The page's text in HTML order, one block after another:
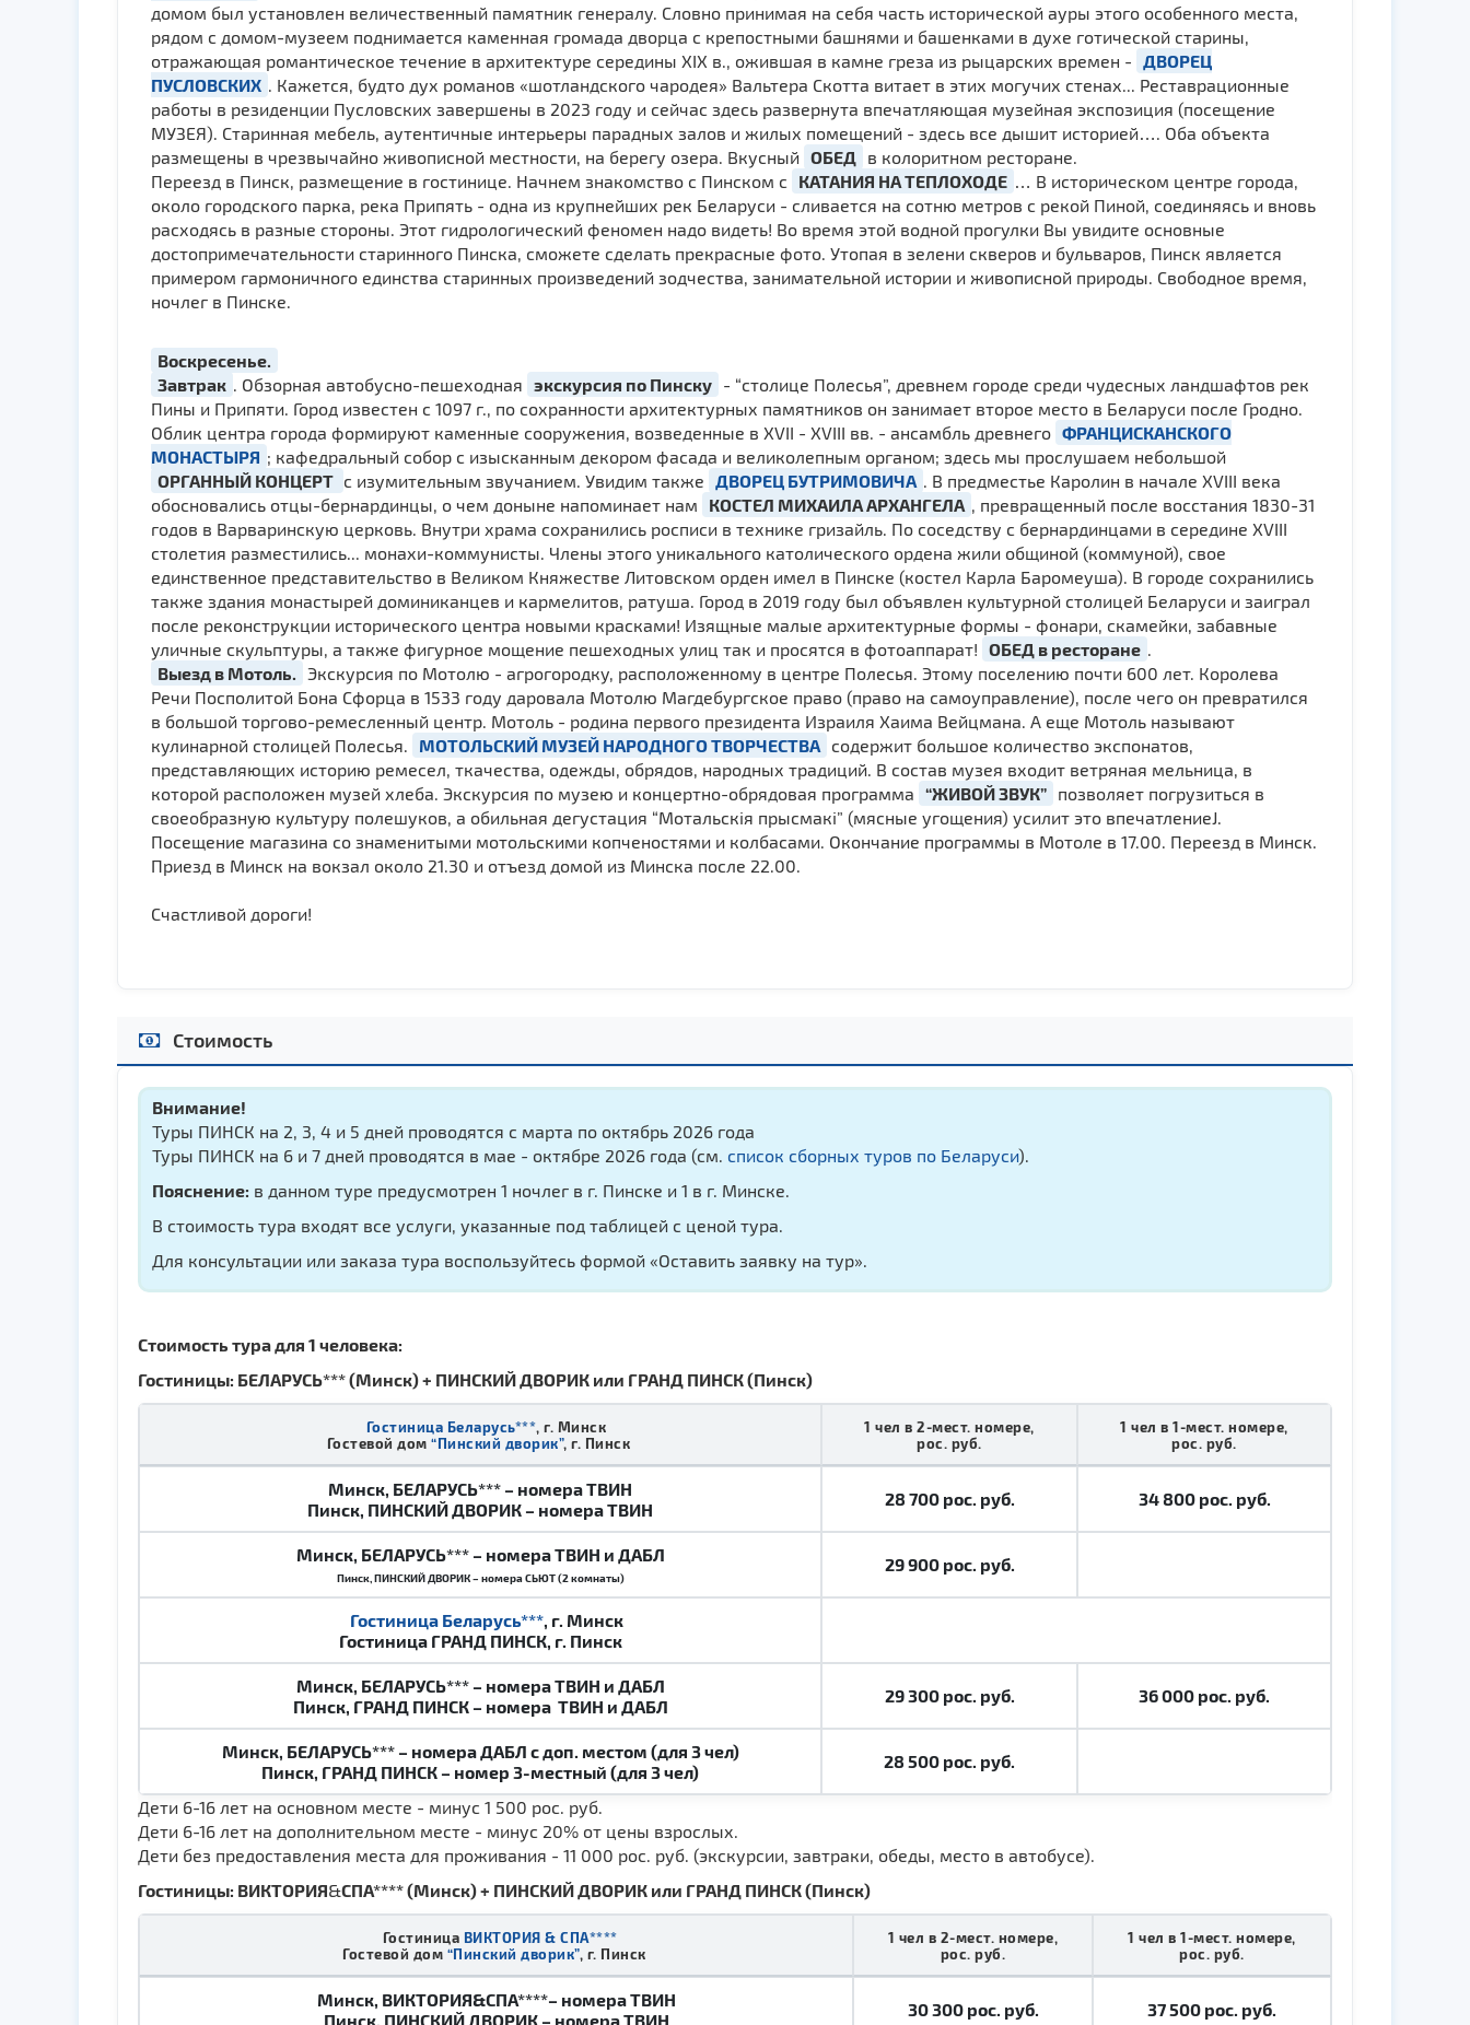
домом был установлен величественный памятник генералу. Словно принимая на себя часть исторической ауры этого особенного места,
рядом с домом-музеем поднимается каменная громада дворца с крепостными башнями и башенками в духе готической старины,
отражающая романтическое течение в архитектуре середины XIX в., ожившая в камне греза из рыцарских времен - ДВОРЕЦ
ПУСЛОВСКИХ . Кажется, будто дух романов «шотландского чародея» Вальтера Скотта витает в этих могучих стенах... Реставрационные
работы в резиденции Пусловских завершены в 2023 году и сейчас здесь развернута впечатляющая музейная экспозиция (посещение
МУЗЕЯ). Старинная мебель, аутентичные интерьеры парадных залов и жилых помещений - здесь все дышит историей…. Оба объекта
размещены в чрезвычайно живописной местности, на берегу озера. Вкусный ОБЕД в колоритном ресторане.
Переезд в Пинск, размещение в гостинице. Начнем знакомство с Пинском с
КАТАНИЯ НА ТЕПЛОХОДЕ … В историческом центре города,
около городского парка, река Припять - одна из крупнейших рек Беларуси - сливается на сотню метров с рекой Пиной, соединяясь и вновь
расходясь в разные стороны. Этот гидрологический феномен надо видеть! Во время этой водной прогулки Вы увидите основные
достопримечательности старинного Пинска, сможете сделать прекрасные фото. Утопая в зелени скверов и бульваров, Пинск является
примером гармоничного единства старинных произведений зодчества, занимательной истории и живописной природы. Свободное время,
ночлег в Пинске.
Воскресенье.
Завтрак . Обзорная автобусно-пешеходная экскурсия по Пинску - “столице Полесья”, древнем городе среди чудесных ландшафтов рек
Пины и Припяти. Город известен с 1097 г., по сохранности архитектурных памятников он занимает второе место в Беларуси после Гродно.
Облик центра города формируют каменные сооружения, возведенные в XVII - XVIII вв. - ансамбль древнего ФРАНЦИСКАНСКОГО
МОНАСТЫРЯ ; кафедральный собор с изысканным декором фасада и великолепным органом; здесь мы прослушаем небольшой
ОРГАННЫЙ КОНЦЕРТ с изумительным звучанием. Увидим также ДВОРЕЦ БУТРИМОВИЧА . В предместье Каролин в начале XVIII века
обосновались отцы-бернардинцы, о чем доныне напоминает нам
КОСТЕЛ МИХАИЛА АРХАНГЕЛА , превращенный после восстания 1830-31
годов в Варваринскую церковь. Внутри храма сохранились росписи в технике гризайль. По соседству с бернардинцами в середине XVIII
столетия разместились... монахи-коммунисты. Члены этого уникального католического ордена жили общиной (коммуной), свое
единственное представительство в Великом Княжестве Литовском орден имел в Пинске (костел Карла Баромеуша). В городе сохранились
также здания монастырей доминиканцев и кармелитов, ратуша. Город в 2019 году был объявлен культурной столицей Беларуси и заиграл
после реконструкции исторического центра новыми красками! Изящные малые архитектурные формы - фонари, скамейки, забавные
уличные скульптуры, а также фигурное мощение пешеходных улиц так и просятся в фотоаппарат! ОБЕД в ресторане .
Выезд в Мотоль. Экскурсия по Мотолю - агрогородку, расположенному в центре Полесья. Этому поселению почти 600 лет. Королева
Речи Посполитой Бона Сфорца в 1533 году даровала Мотолю Магдебургское право (право на самоуправление), после чего он превратился
в большой торгово-ремесленный центр. Мотоль - родина первого президента Израиля Хаима Вейцмана. А еще Мотоль называют
кулинарной столицей Полесья.
МОТОЛЬСКИЙ МУЗЕЙ НАРОДНОГО ТВОРЧЕСТВА содержит большое количество экспонатов,
представляющих историю ремесел, ткачества, одежды, обрядов, народных традиций. В состав музея входит ветряная мельница, в
которой расположен музей хлеба. Экскурсия по музею и концертно-обрядовая программа “ЖИВОЙ ЗВУК” позволяет погрузиться в
своеобразную культуру полешуков, а обильная дегустация “Мотальскія прысмакі” (мясные угощения) усилит это впечатлениеJ.
Посещение магазина со знаменитыми мотольскими копченостями и колбасами. Окончание программы в Мотоле в 17.00. Переезд в Минск.
Приезд в Минск на вокзал около 21.30 и отъезд домой из Минска после 22.00.
Счастливой дороги!
Стоимость
Внимание!
Туры ПИНСК на 2, 3, 4 и 5 дней проводятся с марта по октябрь 2026 года
Туры ПИНСК на 6 и 7 дней проводятся в мае - октябре 2026 года (см. список сборных туров по Беларуси).
Пояснение: в данном туре предусмотрен 1 ночлег в г. Пинске и 1 в г. Минске.
В стоимость тура входят все услуги, указанные под таблицей с ценой тура.
Для консультации или заказа тура воспользуйтесь формой «Оставить заявку на тур».
Стоимость тура для 1 человека:
Гостиницы: БЕЛАРУСЬ*** (Минск) + ПИНСКИЙ ДВОРИК или ГРАНД ПИНСК (Пинск)
Гостиница Беларусь***, г. Минск
Гостевой дом “Пинский дворик”, г. Пинск
1 чел в 2-мест. номере,
рос. руб.
1 чел в 1-мест. номере,
рос. руб.
Минск, БЕЛАРУСЬ*** – номера ТВИН
Пинск, ПИНСКИЙ ДВОРИК – номера ТВИН
28 700рос. руб. 34 800рос. руб.
Минск, БЕЛАРУСЬ*** – номера ТВИН и ДАБЛ
Пинск, ПИНСКИЙ ДВОРИК – номера СЬЮТ (2 комнаты)
29 900рос. руб.
Гостиница Беларусь***, г. Минск
ГостиницаГРАНД ПИНСК, г. Пинск
Минск, БЕЛАРУСЬ*** – номераТВИН и ДАБЛ
Пинск, ГРАНД ПИНСК – номера ТВИН и ДАБЛ
29 300рос. руб. 36 000 рос. руб.
Минск, БЕЛАРУСЬ*** – номера ДАБЛ с доп. местом (для 3 чел)
Пинск, ГРАНД ПИНСК – номер 3-местный (для 3 чел)
28 500 рос. руб.
Дети 6-16 лет на основном месте - минус 1 500 рос. руб.
Дети 6-16 лет на дополнительном месте - минус 20% от цены взрослых.
Дети без предоставления места для проживания - 11 000 рос. руб. (экскурсии, завтраки, обеды, место в автобусе).
Гостиницы: ВИКТОРИЯ&СПА**** (Минск) + ПИНСКИЙ ДВОРИК или ГРАНД ПИНСК (Пинск)
Гостиница ВИКТОРИЯ & СПА****
Гостевой дом “Пинский дворик”, г. Пинск
1 чел в 2-мест. номере,
рос. руб.
1 чел в 1-мест. номере,
рос. руб.
Минск, ВИКТОРИЯ&СПА****– номера ТВИН
Пинск, ПИНСКИЙ ДВОРИК – номера ТВИН
30 300рос. руб. 37 500 рос. руб.